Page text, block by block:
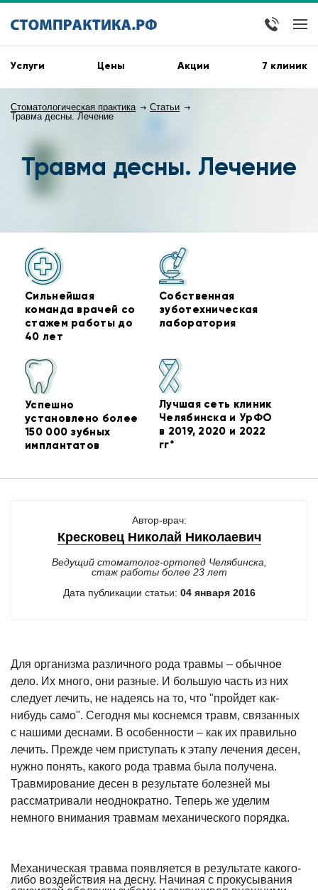
Услуги Цены Акции 7 клиник
Стоматологическая практика
Статьи
Травма десны. Лечение
Травма десны. Лечение
Сильнейшая
команда врачей со
стажем работы до
40 лет
Собственная
зуботехническая
лаборатория
Успешно
установлено более
150 000 зубных
имплантатов
Лучшая сеть клиник
Челябинска и УрФО
в 2019, 2020 и 2022
гг*
Автор-врач:
Кресковец Николай Николаевич
Ведущий стоматолог-ортопед Челябинска,
стаж работы более 23 лет
Дата публикации статьи: 04 января 2016
Для организма различного рода травмы – обычное
дело. Их много, они разные. И большую часть из них
следует лечить, не надеясь на то, что "пройдет как-
нибудь само". Сегодня мы коснемся травм, связанных
с нашими деснами. В особенности – как их правильно
лечить. Прежде чем приступать к этапу лечения десен,
нужно понять, какого рода травма была получена.
Травмирование десен в результате болезней мы
рассматривали неоднократно. Теперь же уделим
немного внимания травмам механического порядка.
Механическая травма появляется в результате какого-
либо воздействия на десну. Начиная с прокусывания